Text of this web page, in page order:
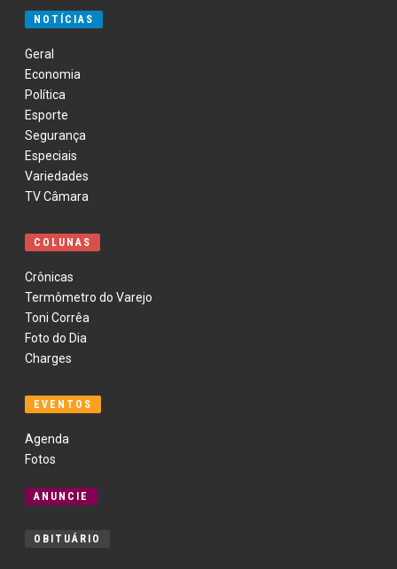
NOTÍCIAS
Geral
Economia
Política
Esporte
Segurança
Especiais
Variedades
TV Câmara
COLUNAS
Crônicas
Termômetro do Varejo
Toni Corrêa
Foto do Dia
Charges
EVENTOS
Agenda
Fotos
ANUNCIE
OBITUÁRIO